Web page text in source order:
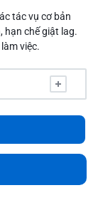
tác vụ cơ bản
hạn chế giật lag.
việc.